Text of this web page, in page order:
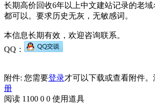
长期高价回收6年以上中文建站记录的老域
都可以。要求历史无灰，无敏感词。
本信息长期有效，欢迎咨询联系。
QQ：
附件: 您需要登录才可以下载或查看附件。
册
阅读 1100 0 0 使用道具